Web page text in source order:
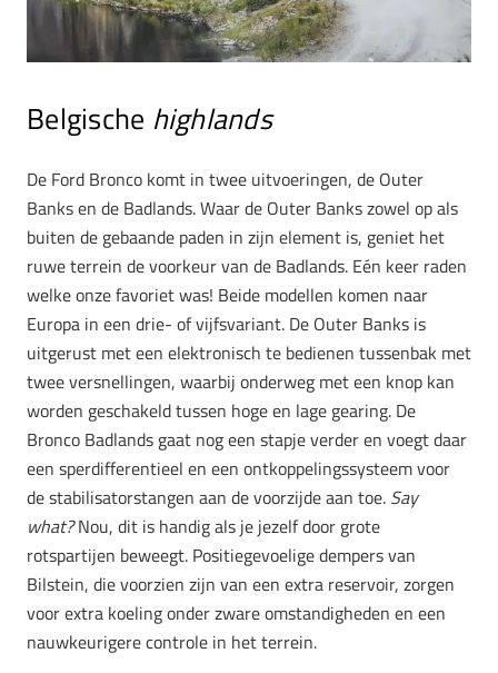
Belgische highlands
De Ford Bronco komt in twee uitvoeringen, de Outer
Banks en de Badlands. Waar de Outer Banks zowel op als
buiten de gebaande paden in zijn element is, geniet het
ruwe terrein de voorkeur van de Badlands. Eén keer raden
welke onze favoriet was! Beide modellen komen naar
Europa in een drie- of vijfsvariant. De Outer Banks is
uitgerust met een elektronisch te bedienen tussenbak met
twee versnellingen, waarbij onderweg met een knop kan
worden geschakeld tussen hoge en lage gearing. De
Bronco Badlands gaat nog een stapje verder en voegt daar
een sperdifferentieel en een ontkoppelingssysteem voor
de stabilisatorstangen aan de voorzijde aan toe. Say
what?Nou, dit is handig als je jezelf door grote
rotspartijen beweegt. Positiegevoelige dempers van
Bilstein, die voorzien zijn van een extra reservoir, zorgen
voor extra koeling onder zware omstandigheden en een
nauwkeurigere controle in het terrein.